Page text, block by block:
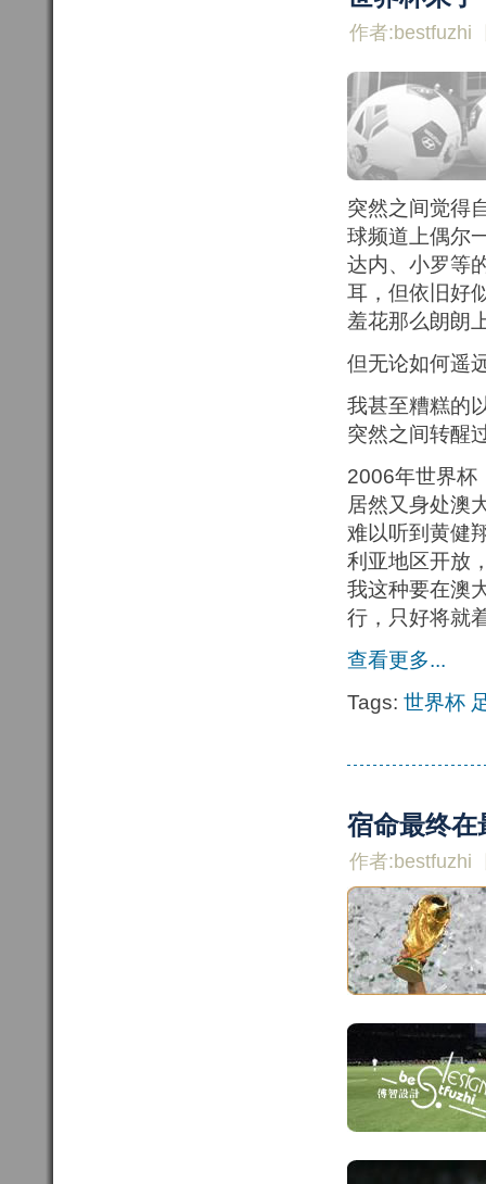
作者:bestfuzhi
突然之间觉得
球频道上偶尔
达内、小罗等
耳，但依旧好
羞花那么朗朗
但无论如何遥
我甚至糟糕的
突然之间转醒
2006年世界杯
居然又身处澳
难以听到黄健
利亚地区开放
我这种要在澳
行，只好将就
查看更多...
Tags: 世界杯
宿命最终在
作者:bestfuzhi